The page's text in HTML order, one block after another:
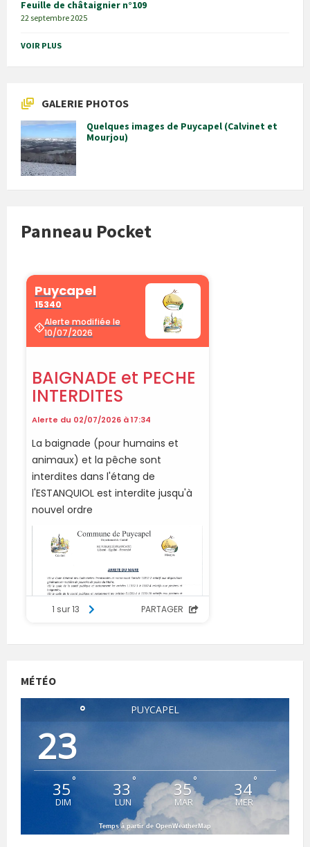
Feuille de châtaignier n°109
22 septembre 2025
VOIR PLUS
GALERIE PHOTOS
Quelques images de Puycapel (Calvinet et
Mourjou)
Panneau Pocket
MÉTÉO
PUYCAPEL
23
°
35°
DIM
33 °
LUN
35°
MAR
34°
MER
Temps à partir de OpenWeatherMap